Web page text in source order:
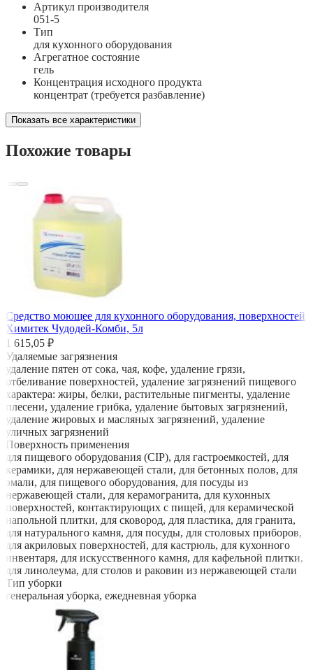
Артикул производителя
051-5
Тип
для кухонного оборудования
Агрегатное состояние
гель
Концентрация исходного продукта
концентрат (требуется разбавление)
Показать все характеристики
Похожие товары
Средство моющее для кухонного оборудования, поверхностей
Химитек Чудодей-Комби, 5л
1 615,05 ₽
Удаляемые загрязнения
удаление пятен от сока, чая, кофе, удаление грязи,
отбеливание поверхностей, удаление загрязнений пищевого
характера: жиры, белки, растительные пигменты, удаление
плесени, удаление грибка, удаление бытовых загрязнений,
удаление жировых и масляных загрязнений, удаление
уличных загрязнений
Поверхность применения
для пищевого оборудования (CIP), для гастроемкостей, для
керамики, для нержавеющей стали, для бетонных полов, для
эмали, для пищевого оборудования, для посуды из
нержавеющей стали, для керамогранита, для кухонных
поверхностей, контактирующих с пищей, для керамической
напольной плитки, для сковород, для пластика, для гранита,
для натурального камня, для посуды, для столовых приборов,
для акриловых поверхностей, для кастрюль, для кухонного
инвентаря, для искусственного камня, для кафельной плитки,
для линолеума, для столов и раковин из нержавеющей стали
Тип уборки
генеральная уборка, ежедневная уборка